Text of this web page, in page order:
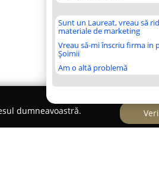
Sunt un Laureat, vreau să
materiale de marketing
Vreau să-mi înscriu firma in
Șoimii
Am o altă problemă
dumneavoastră.